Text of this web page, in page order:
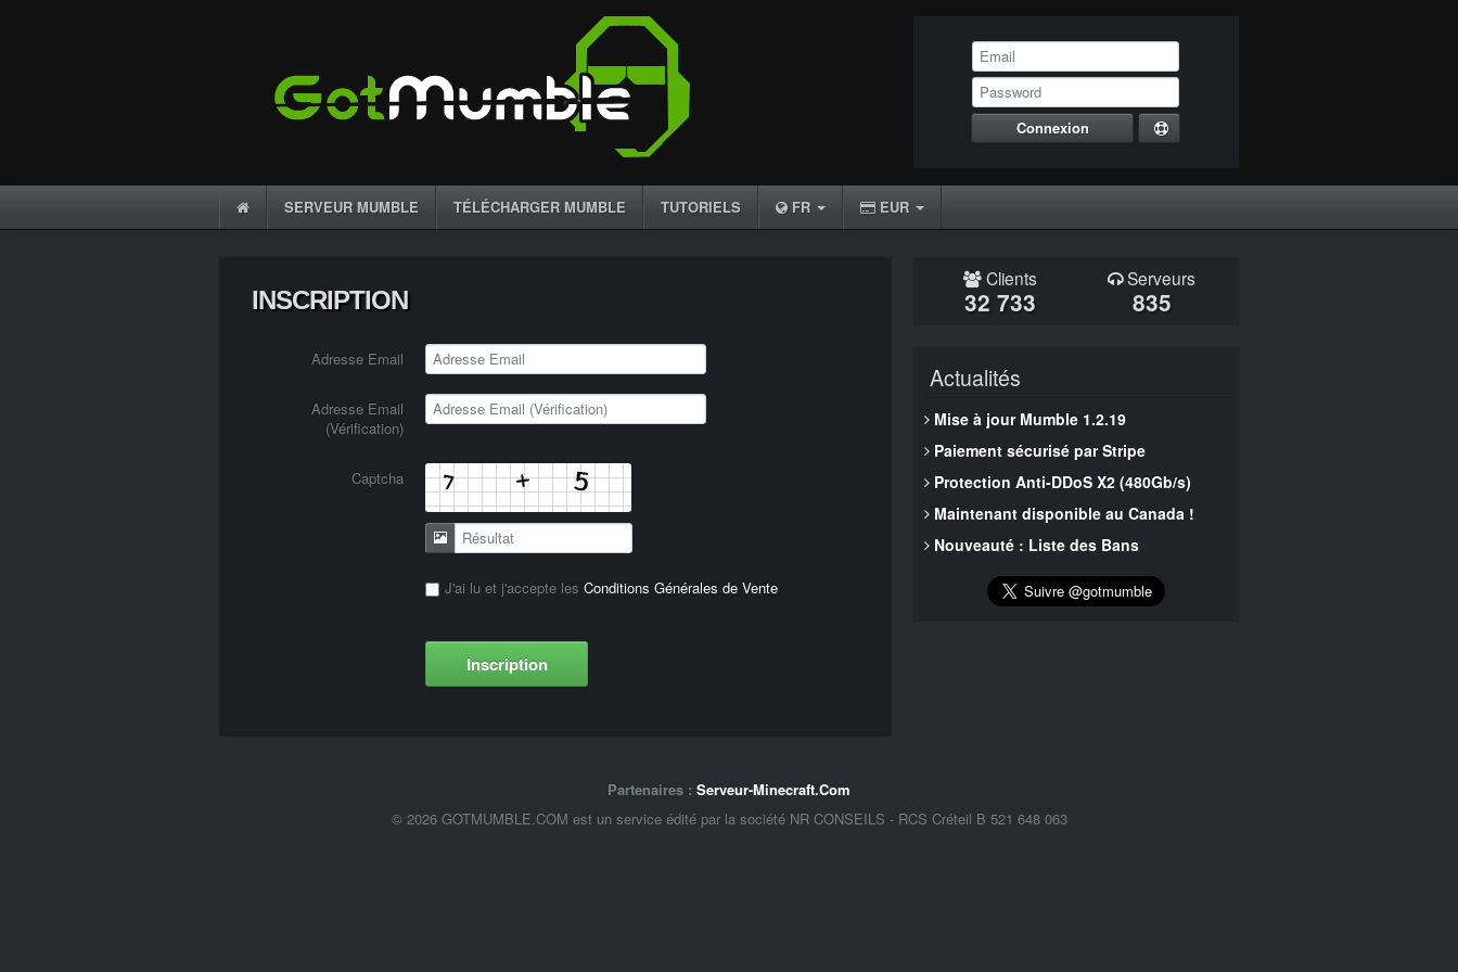
Connexion
SERVEUR MUMBLE TÉLÉCHARGER MUMBLE TUTORIELS FR EUR
INSCRIPTION
Adresse Email
Adresse Email
(Vérification)
Captcha
J'ai lu et j'accepte les Conditions Générales de Vente
Inscription
Clients Serveurs
32 733 835
Actualités
Mise à jour Mumble 1.2.19
Paiement sécurisé par Stripe
Protection Anti-DDoS X2 (480Gb/s)
Maintenant disponible au Canada !
Nouveauté : Liste des Bans
Partenaires : Serveur-Minecraft.Com
© 2026 GOTMUMBLE.COM est un service édité par la société NR CONSEILS - RCS Créteil B 521 648 063